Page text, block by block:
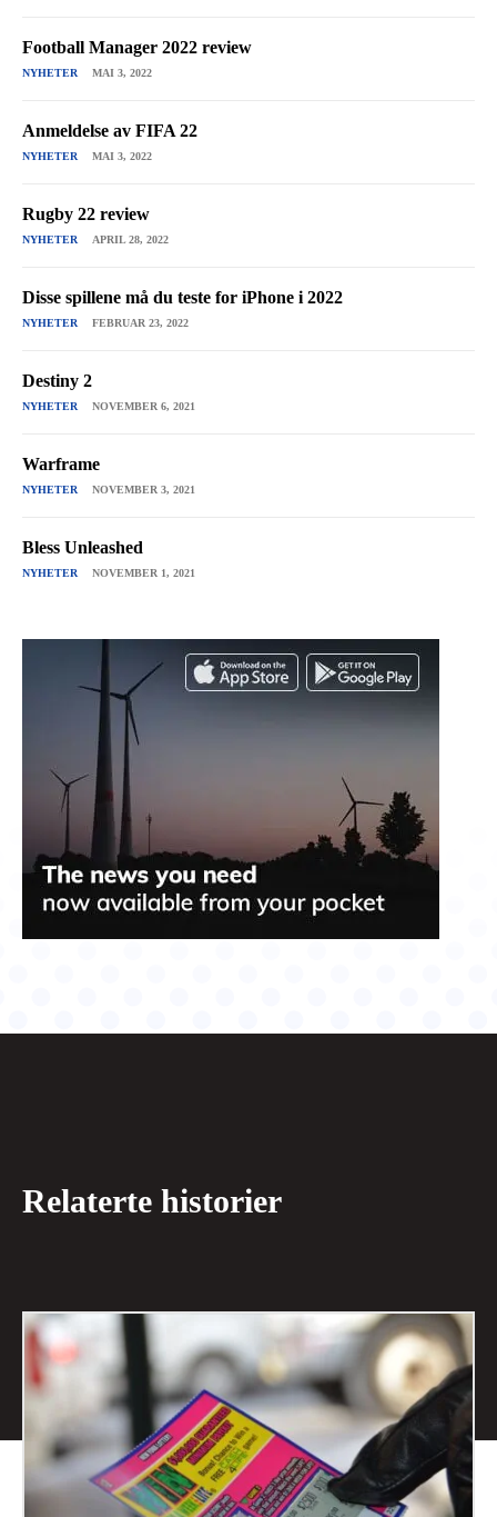
Football Manager 2022 review
NYHETER MAI 3, 2022
Anmeldelse av FIFA 22
NYHETER MAI 3, 2022
Rugby 22 review
NYHETER APRIL 28, 2022
Disse spillene må du teste for iPhone i 2022
NYHETER FEBRUAR 23, 2022
Destiny 2
NYHETER NOVEMBER 6, 2021
Warframe
NYHETER NOVEMBER 3, 2021
Bless Unleashed
NYHETER NOVEMBER 1, 2021
Relaterte historier